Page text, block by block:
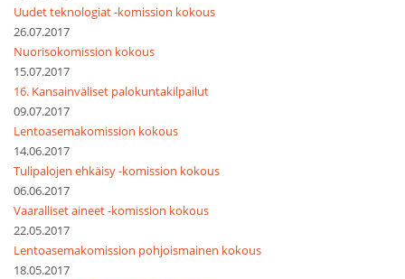
Uudet teknologiat -komission kokous
26.07.2017
Nuorisokomission kokous
15.07.2017
16. Kansainväliset palokuntakilpailut
09.07.2017
Lentoasemakomission kokous
14.06.2017
Tulipalojen ehkäisy -komission kokous
06.06.2017
Vaaralliset aineet -komission kokous
22.05.2017
Lentoasemakomission pohjoismainen kokous
18.05.2017